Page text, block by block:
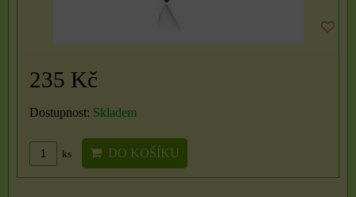
235 Kč
Dostupnost: Skladem
ks DO KOŠÍKU